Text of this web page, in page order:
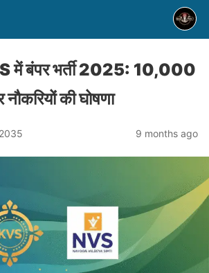
में बंपर भर्ती 2025: 10,000
की घोषणा
9 months ago